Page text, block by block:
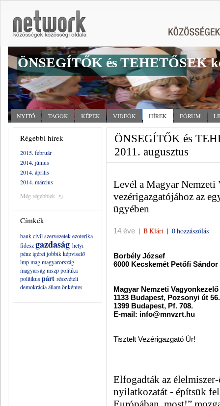
ÖNSEGÍTŐK és TEHETŐSEK
NYITÓ TAGOK KÉPEK VIDEÓK HÍREK FÓRUM
Régebbi hírek
2015. február
2014. június
2014. április
2014. március
Még régebbiek
Címkék
bankcivil szervezetekezoterika
fideszgazdaság helyi
pénzigéretjobbikképviselő
lmpmagmagyarország
magyarságmszppolitika
politikuspárt részvételi
demokráciaállamönkéntes
ÖNSEGÍTŐK és
2011. augusztus
Levél a Magyar Nemzeti
vezérigazgatójához az
ügyében
14 éve | B Klári | 0 hozzászólás
Borbély József
6000 Kecskemét Petőfi Sándor
Magyar Nemzeti
1133 Budapest, Pozsonyi út 56.
1399 Budapest, Pf. 708.
E-mail: info@mnvzrt.hu
Tisztelt Vezérigazgató Úr!
Elfogadták az
nyilatkozatát - építsük